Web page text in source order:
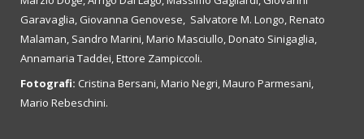
Garavaglia, Giovanna Genovese, Salvatore M. Longo, Renato
Malaman, Sandro Marini, Mario Masciullo, Donato Sinigaglia,
Annamaria Taddei, Ettore Zampiccoli.
Fotografi: Cristina Bersani, Mario Negri, Mauro Parmesani,
Mario Rebeschini.